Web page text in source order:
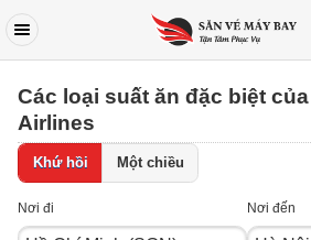
Các loại suất ăn đặc biệt
Airlines
Khứ hồi Một chiều
Nơi đi Nơi đến